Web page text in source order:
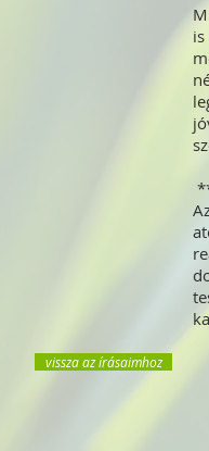
vissza az írásaimhoz